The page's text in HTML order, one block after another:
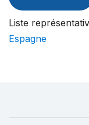
Liste
Espagne